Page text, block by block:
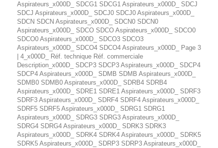
Aspirateurs_x000D_ SDCG1 SDCG1 Aspirateurs_x000D_ SDCJ
SDCJ Aspirateurs_x000D_ SDCJ0 SDCJ0 Aspirateurs_x000D_
SDCN SDCN Aspirateurs_x000D_ SDCN0 SDCN0
Aspirateurs_x000D_ SDCO SDCO Aspirateurs_x000D_ SDCO0
SDCO0 Aspirateurs_x000D_ SDCO3 SDCO3
Aspirateurs_x000D_ SDCO4 SDCO4 Aspirateurs_x000D_ Page 3
| 4_x000D_ Réf. technique Réf. commerciale
Description_x000D_ SDCP3 SDCP3 Aspirateurs_x000D_ SDCP4
SDCP4 Aspirateurs_x000D_ SDMB SDMB Aspirateurs_x000D_
SDMB0 SDMB0 Aspirateurs_x000D_ SDRB4 SDRB4
Aspirateurs_x000D_ SDRE1 SDRE1 Aspirateurs_x000D_ SDRF3
SDRF3 Aspirateurs_x000D_ SDRF4 SDRF4 Aspirateurs_x000D_
SDRF5 SDRF5 Aspirateurs_x000D_ SDRG1 SDRG1
Aspirateurs_x000D_ SDRG3 SDRG3 Aspirateurs_x000D_
SDRG4 SDRG4 Aspirateurs_x000D_ SDRK3 SDRK3
Aspirateurs_x000D_ SDRK4 SDRK4 Aspirateurs_x000D_ SDRK5
SDRK5 Aspirateurs_x000D_ SDRP3 SDRP3 Aspirateurs_x000D_